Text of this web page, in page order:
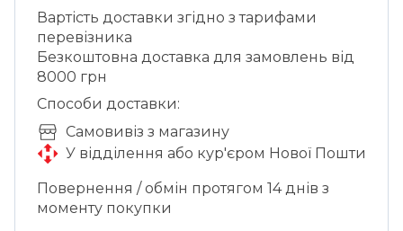
Вартість доставки згідно з тарифами
перевізника
Безкоштовна доставка для замовлень від
8000 грн
Способи доставки:
Cамовивіз з магазину
У відділення або кур'єром Нової Пошти
Повернення / обмін протягом 14 днів з
моменту покупки